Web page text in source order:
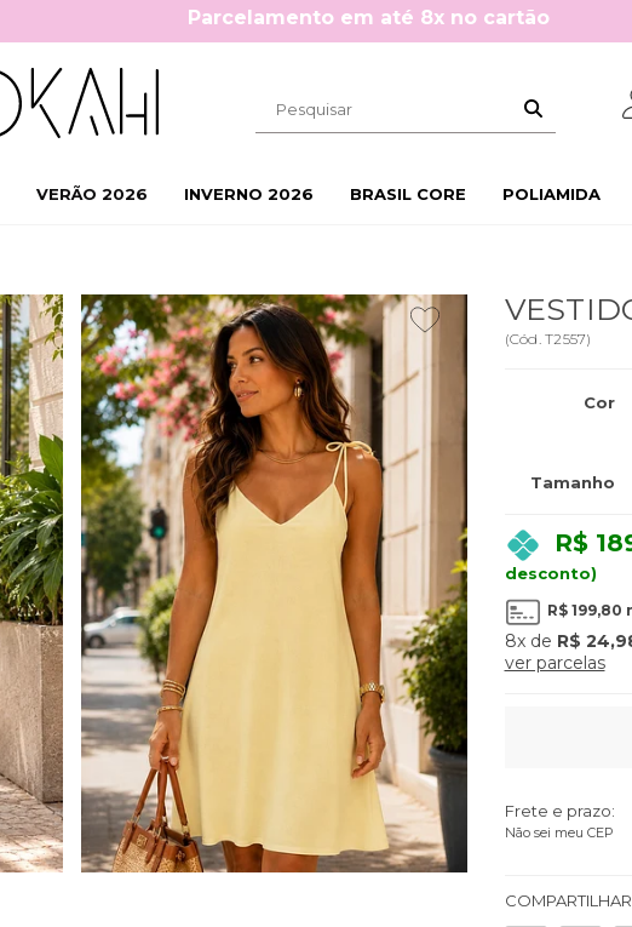
Cupom 10%OFF na primeira compra: BEMVINDA10
VERÃO 2026 INVERNO 2026 BRASIL CORE POLIAMIDA
(Cód. T2557)
Cor
Tamanho
R$
desconto)
R$ 199,80
8xde R$
ver parcelas
Frete e prazo:
Não sei meu CEP
COMPARTILHAR